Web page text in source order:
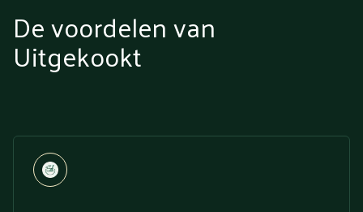
De voordelen van
Uitgekookt